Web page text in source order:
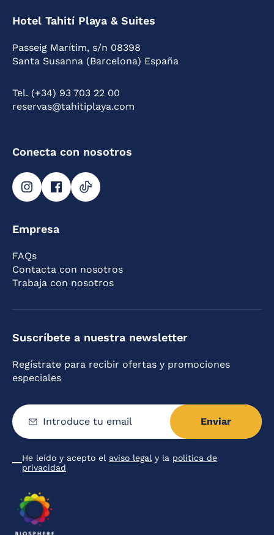
Hotel Tahití Playa & Suites
Passeig Marítim, s/n 08398
Santa Susanna (Barcelona) España
Tel. (+34) 93 703 22 00
reservas@tahitiplaya.com
Conecta con nosotros
Empresa
FAQs
Contacta con nosotros
Trabaja con nosotros
Suscríbete a nuestra newsletter
Regístrate para recibir ofertas y promociones
especiales
Introduce
tu
email
Enviar
Condiciones
He leído y acepto el aviso legal y la política de
privacidad